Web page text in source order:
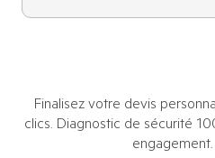
Finalisez votre devis
clics. Diagnostic de sécurité
engagement.